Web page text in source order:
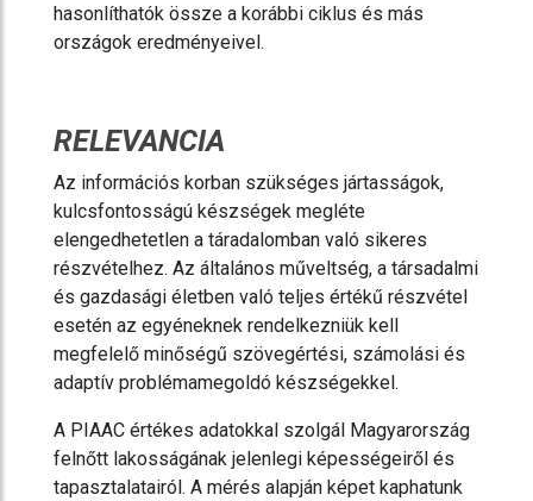
hasonlíthatók össze a korábbi ciklus és más
országok eredményeivel.
RELEVANCIA
Az információs korban szükséges jártasságok,
kulcsfontosságú készségek megléte
elengedhetetlen a táradalomban való sikeres
részvételhez. Az általános műveltség, a társadalmi
és gazdasági életben való teljes értékű részvétel
esetén az egyéneknek rendelkezniük kell
megfelelő minőségű szövegértési, számolási és
adaptív problémamegoldó készségekkel.
A PIAAC értékes adatokkal szolgál Magyarország
felnőtt lakosságának jelenlegi képességeiről és
tapasztalatairól. A mérés alapján képet kaphatunk